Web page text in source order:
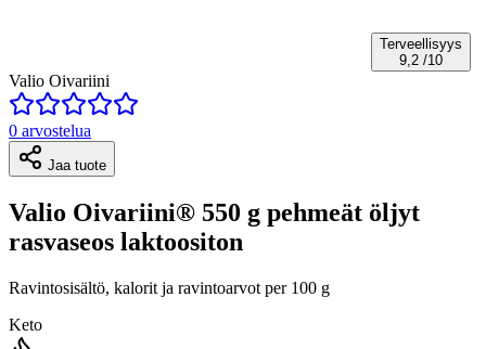
Terveellisyys
9,2 /10
Valio Oivariini
0 arvostelua
Jaa tuote
Valio Oivariini® 550 g pehmeät öljyt
rasvaseos laktoositon
Ravintosisältö, kalorit ja ravintoarvot per 100 g
Keto